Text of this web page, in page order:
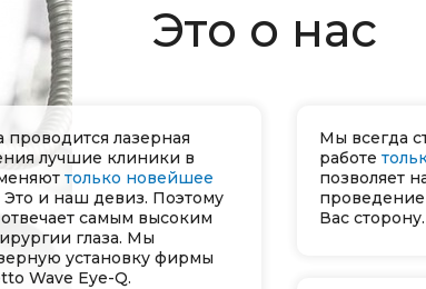
Это о нас
проводится лазерная
лучшие клиники в
только новейшее
Это и наш девиз. Поэтому
самым высоким
глаза. Мы
установку фирмы
Wave Eye-Q.
Мы всегда
работе
позволяет
Вас сторону.